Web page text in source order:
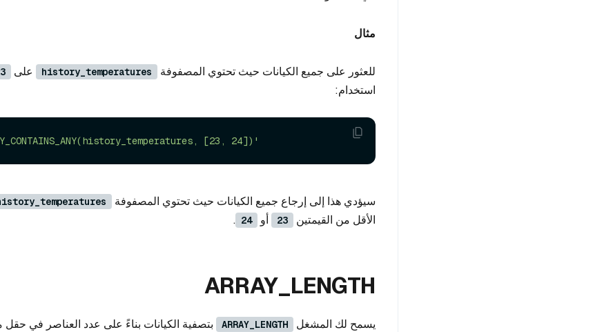
مثال
للعثور على جميع الكيانات حيث تحتوي المصفوفة history_temperatures على
استخدام:
[23, 24])'
سيؤدي هذا إلى إرجاع جميع الكيانات حيث تحتوي المصفوفة
الأقل من القيمتين
23 أو 24
.
ARRAY_LENGTH
يسمح لك المشغل ARRAY_LENGTH
بتصفية الكيانات بناءً على عدد العناصر في